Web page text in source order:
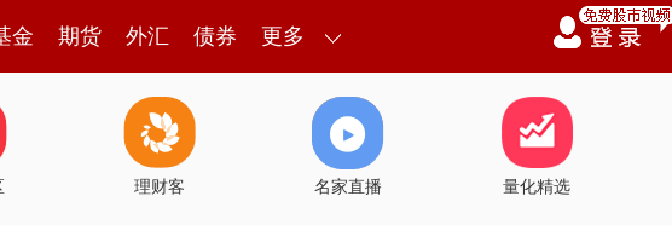
金 期货 外汇 债券 更多
理财客 名家直播 量化精选